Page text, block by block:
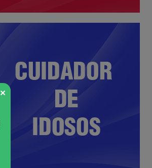
Assistente
Administrativo
Curso Profissionalizante para formação de
pessoas capacitadas para atuar nas mais
diversas empresas
+
×